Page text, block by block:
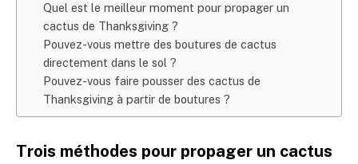
Quel est le meilleur moment pour propager un
cactus de Thanksgiving ?
Pouvez-vous mettre des boutures de cactus
directement dans le sol ?
Pouvez-vous faire pousser des cactus de
Thanksgiving à partir de boutures ?
Trois méthodes pour propager un cactus